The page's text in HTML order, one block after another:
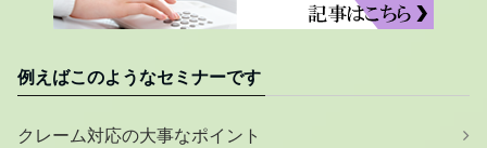
例えばこのようなセミナーです
クレーム対応の大事なポイント